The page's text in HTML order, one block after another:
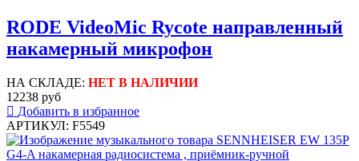
RODE VideoMic Rycote направленный
накамерный микрофон
НА СКЛАДЕ: НЕТ В НАЛИЧИИ
12238 руб
Добавить в избранное
АРТИКУЛ: F5549